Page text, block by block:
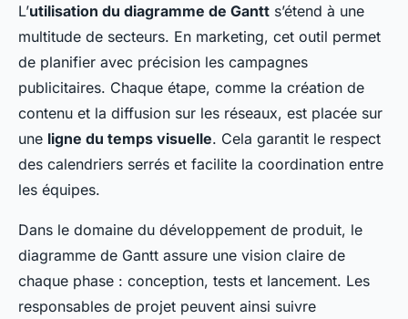
L’utilisation du diagramme de Gantt s’étend à une
multitude de secteurs. En marketing, cet outil permet
de planifier avec précision les campagnes
publicitaires. Chaque étape, comme la création de
contenu et la diffusion sur les réseaux, est placée sur
une ligne du temps visuelle. Cela garantit le respect
des calendriers serrés et facilite la coordination entre
les équipes.
Dans le domaine du développement de produit, le
diagramme de Gantt assure une vision claire de
chaque phase : conception, tests et lancement. Les
responsables de projet peuvent ainsi suivre